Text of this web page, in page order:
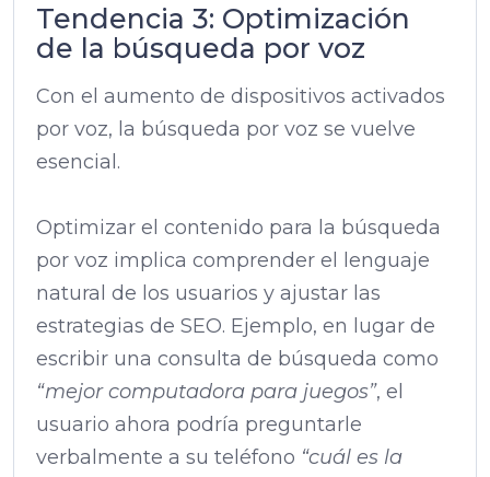
Tendencia 3: Optimización
de la búsqueda por voz
Con el aumento de dispositivos activados
por voz, la búsqueda por voz se vuelve
esencial.
Optimizar el contenido para la búsqueda
por voz implica comprender el lenguaje
natural de los usuarios y ajustar las
estrategias de SEO. Ejemplo, en lugar de
escribir una consulta de búsqueda como
“mejor computadora para juegos”, el
usuario ahora podría preguntarle
verbalmente a su teléfono “cuál es la